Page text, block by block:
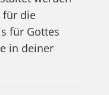
für die
für Gottes
in deiner